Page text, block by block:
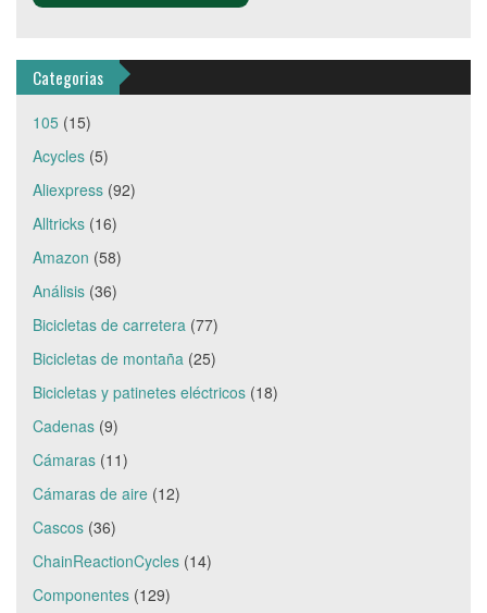
Categorias
105 (15)
Acycles (5)
Aliexpress (92)
Alltricks (16)
Amazon (58)
Análisis (36)
Bicicletas de carretera (77)
Bicicletas de montaña (25)
Bicicletas y patinetes eléctricos (18)
Cadenas (9)
Cámaras (11)
Cámaras de aire (12)
Cascos (36)
ChainReactionCycles (14)
Componentes (129)